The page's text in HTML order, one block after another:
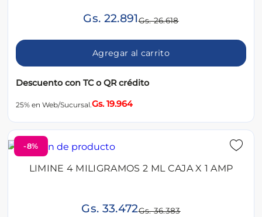
Gs. 22.891Gs. 26.618
Agregar al carrito
Descuento con TC o QR crédito
25% en Web/Sucursal.Gs. 19.964
-8%
LIMINE 4 MILIGRAMOS 2 ML CAJA X 1 AMP
Gs. 33.472Gs. 36.383